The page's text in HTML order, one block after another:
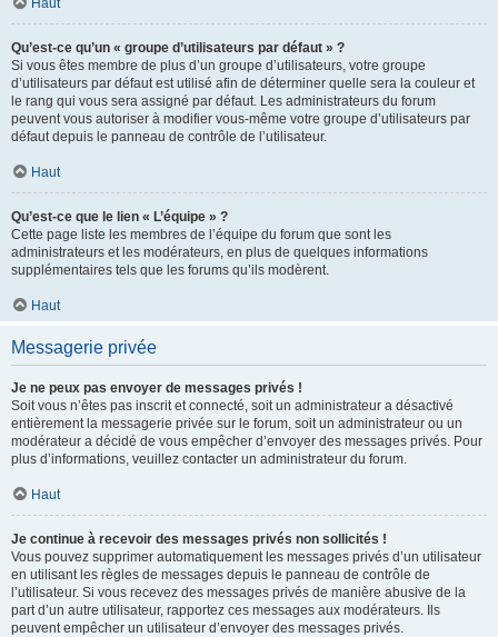
Haut
Qu’est-ce qu’un « groupe d’utilisateurs par défaut » ?
Si vous êtes membre de plus d’un groupe d’utilisateurs, votre groupe
d’utilisateurs par défaut est utilisé afin de déterminer quelle sera la couleur et
le rang qui vous sera assigné par défaut. Les administrateurs du forum
peuvent vous autoriser à modifier vous-même votre groupe d’utilisateurs par
défaut depuis le panneau de contrôle de l’utilisateur.
Haut
Qu’est-ce que le lien « L’équipe » ?
Cette page liste les membres de l’équipe du forum que sont les
administrateurs et les modérateurs, en plus de quelques informations
supplémentaires tels que les forums qu’ils modèrent.
Haut
Messagerie privée
Je ne peux pas envoyer de messages privés !
Soit vous n’êtes pas inscrit et connecté, soit un administrateur a désactivé
entièrement la messagerie privée sur le forum, soit un administrateur ou un
modérateur a décidé de vous empêcher d’envoyer des messages privés. Pour
plus d’informations, veuillez contacter un administrateur du forum.
Haut
Je continue à recevoir des messages privés non sollicités !
Vous pouvez supprimer automatiquement les messages privés d’un utilisateur
en utilisant les règles de messages depuis le panneau de contrôle de
l’utilisateur. Si vous recevez des messages privés de manière abusive de la
part d’un autre utilisateur, rapportez ces messages aux modérateurs. Ils
peuvent empêcher un utilisateur d’envoyer des messages privés.